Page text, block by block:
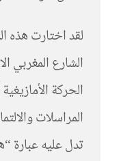
لقد اختارت هذه
الشارع المغربي
الحركة
المراسلات
تدل عليه عبارة